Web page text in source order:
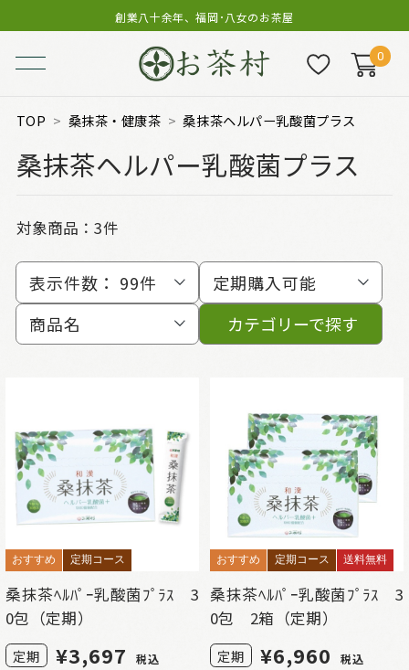
創業八十余年、福岡･八女のお茶屋
0
TOP 桑抹茶・健康茶 桑抹茶ヘルパー乳酸菌プラス
桑抹茶ヘルパー乳酸菌プラス
対象商品： 3件
表示件数： 99件
定期購入可能
商品名
カテゴリーで探す
おすすめ 定期コース
桑抹茶ﾍﾙﾊﾟｰ乳酸菌ﾌﾟﾗｽ 3
0包（定期）
定期 ¥3,697 税込
おすすめ 定期コース 送料無料
桑抹茶ﾍﾙﾊﾟｰ乳酸菌ﾌﾟﾗｽ 3
0包 2箱（定期）
定期 ¥6,960 税込